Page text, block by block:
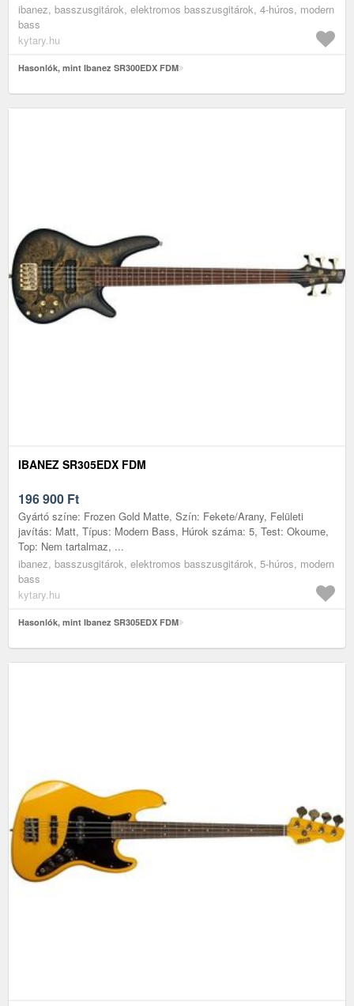
ibanez, basszusgitárok, elektromos basszusgitárok, 4-húros, modern
bass
kytary.hu
Hasonlók, mint Ibanez SR300EDX FDM
IBANEZ SR305EDX FDM
196 900 Ft
Gyártó színe: Frozen Gold Matte, Szín: Fekete/Arany, Felületi
javítás: Matt, Típus: Modern Bass, Húrok száma: 5, Test: Okoume,
Top: Nem tartalmaz, ...
ibanez, basszusgitárok, elektromos basszusgitárok, 5-húros, modern
bass
kytary.hu
Hasonlók, mint Ibanez SR305EDX FDM